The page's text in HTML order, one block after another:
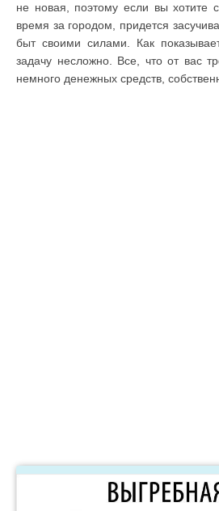
не новая, поэтому если вы хотите
время за городом, придется
быт своими силами. Как
задачу несложно. Все, что от вас
немного денежных средств,